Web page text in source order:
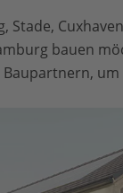
Stade,
bauen
um